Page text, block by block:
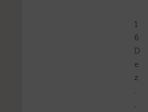
1
6
D
e
z
.
,